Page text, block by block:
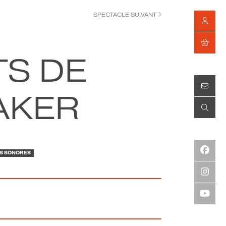
SPECTACLE SUIVANT
DE
SONORES